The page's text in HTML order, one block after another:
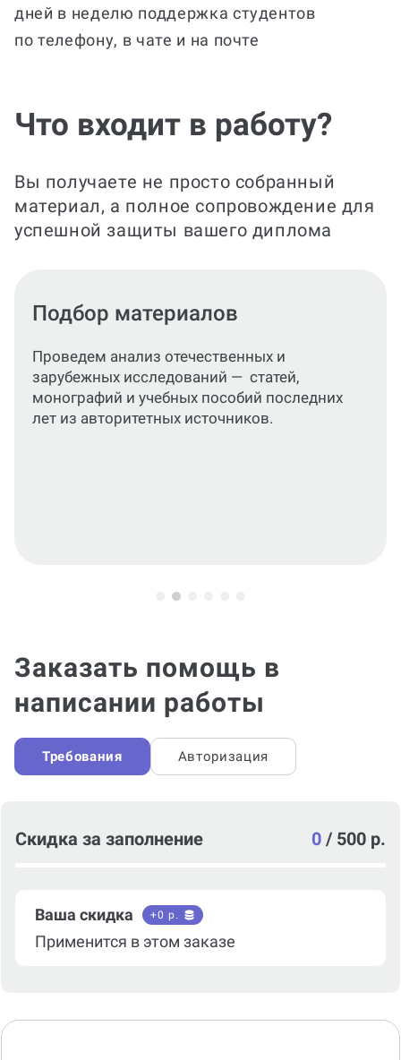
дней в неделю поддержка студентов
по телефону, в чате и на почте
Что входит в работу?
Вы получаете не просто собранный
материал, а полное сопровождение для
успешной защиты вашего диплома
Разделы работы
подробный, структурированный текст,
раскрывающий цели, задачи и
практическое значение исследования.В
процессе выполнения заказа можем
Заказать помощь в
написании работы
Ваша скидка